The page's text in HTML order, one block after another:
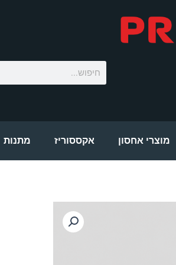
מוצרי אחסון אקססוריז מתנות